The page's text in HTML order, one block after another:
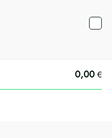
0,00 €